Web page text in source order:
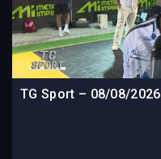
TG Sport – 08/08/2026